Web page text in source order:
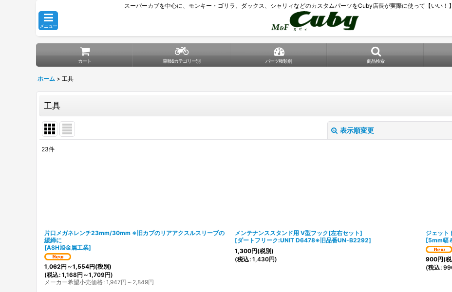
スーパーカブを中心に、モンキー・ゴリラ、ダックス、シャリィなどのカスタムパーツをCuby店長が実際に使って【いい！
メニュー
カート 車種&カテゴリー別 パーツ種類別 商品検索
ホーム > 工具
工具
表示順変更
23件
片口メガネレンチ23mm/30mm ※旧カブのリアアクスルスリーブの
緩締に
[ASH旭金属工業]
1,062円 ～1,554円(税別)
(税込: 1,168円 ～1,709円)
メーカー希望小売価格: 1,947円 ～2,849円
メンテナンススタンド用 V型フック[左右セット]
[ダートフリーク:UNIT D6478※旧品番UN-B2292]
1,300円(税別)
(税込: 1,430円)
ジェット
[5mm幅
900円(
(税込: